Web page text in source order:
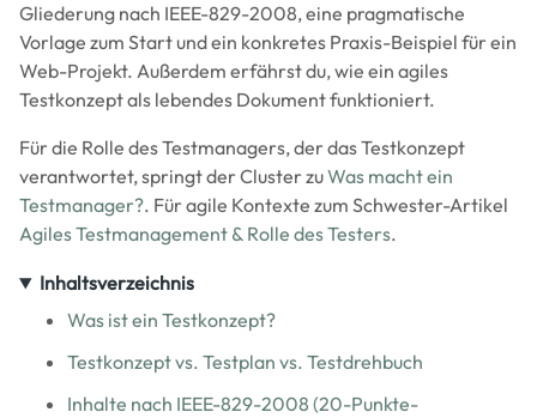
Gliederung nach IEEE-829-2008, eine pragmatische
Vorlage zum Start und ein konkretes Praxis-Beispiel für ein
Web-Projekt. Außerdem erfährst du, wie ein agiles
Testkonzept als lebendes Dokument funktioniert.
Für die Rolle des Testmanagers, der das Testkonzept
verantwortet, springt der Cluster zuWas macht ein
Testmanager?. Für agile Kontexte zum Schwester-Artikel
Agiles Testmanagement & Rolle des Testers.
Inhaltsverzeichnis
Was ist ein Testkonzept?
Testkonzept vs. Testplan vs. Testdrehbuch
Inhalte nach IEEE-829-2008 (20-Punkte-